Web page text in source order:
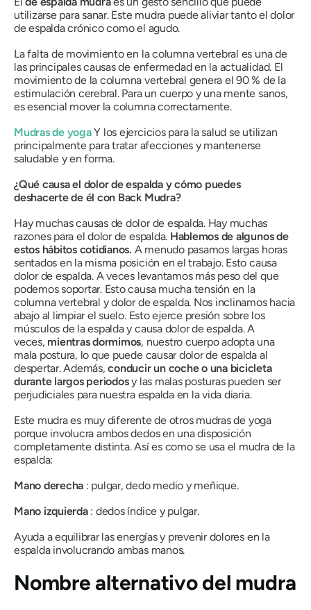
utilizarse para sanar. Este mudra puede aliviar tanto el dolor
de espalda crónico como el agudo.
La falta de movimiento en la columna vertebral es una de
las principales causas de enfermedad en la actualidad. El
movimiento de la columna vertebral genera el 90 % de la
estimulación cerebral. Para un cuerpo y una mente sanos,
es esencial mover la columna correctamente.
Mudrasde yogaY los ejercicios para la salud se utilizan
principalmente para tratar afecciones y mantenerse
saludable y en forma.
¿Qué causa el dolor de espalda y cómo puedes
deshacerte de él con Back Mudra?
Hay muchas causas de dolor de espalda. Hay muchas
razones para el dolor de espalda. Hablemos de algunos de
estos hábitos cotidianos. A menudo pasamos largas horas
sentados en la misma posición en el trabajo. Esto causa
dolor de espalda. A veces levantamos más peso del que
podemos soportar. Esto causa mucha tensión en la
columna vertebral y dolor de espalda. Nos inclinamos hacia
abajo al limpiar el suelo. Esto ejerce presión sobre los
músculos de la espalda y causa dolor de espalda. A
veces, mientras dormimos, nuestro cuerpo adopta una
mala postura, lo que puede causar dolor de espalda al
despertar. Además,conducir un coche o una bicicleta
durante largos periodosy las malas posturas pueden ser
perjudiciales para nuestra espalda en la vida diaria.
Este mudraes muy diferente de otros mudrasde yoga
porque involucra ambos dedos en una disposición
completamente distinta. Así es como se usa el mudrade la
espalda:
Mano derecha : pulgar, dedo medio y meñique.
Mano izquierda: dedos índice y pulgar.
Ayuda a equilibrar las energías y prevenir dolores en la
espalda involucrando ambas manos.
Nombre alternativo del mudra